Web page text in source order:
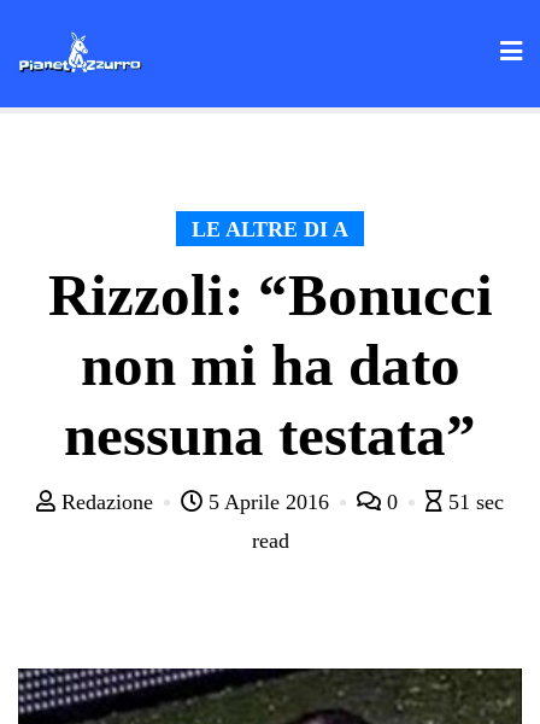
LE ALTRE DI A
Rizzoli: “Bonucci
non mi ha dato
nessuna testata”
Redazione 5 Aprile 2016 0
51 sec
read